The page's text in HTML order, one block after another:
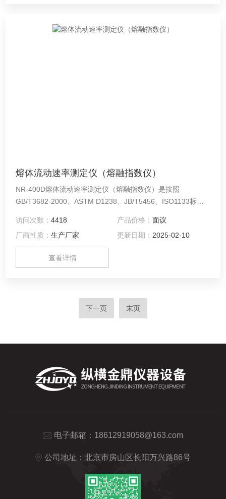
熔体流动速率测定仪（熔融指数仪）
NR-400D熔体流动速率测定仪（熔融指数仪）是按照
GB/T3682-2000、ASTM D1238、JB/T5456、ISO1133标
（MFR）和熔体体积流动（MVR）的仪器。测定熔体质量流动
速率，采用手动和自动取样，天平称量的方式
访问次数：4418 产品价格： 面议
厂商性质：生产厂家 更新日期： 2025-02-10
查看详情
下一页 末页
电子邮箱： 18612919058@163.com
公司地址：北京市房山区长阳万兴路86号